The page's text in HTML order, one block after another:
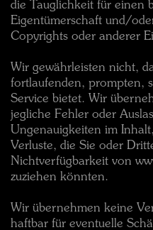
die Tauglichkeit für einen
Eigentümerschaft und/
Copyrights oder anderer
Wir gewährleisten nicht,
fortlaufenden, prompten,
Service bietet. Wir
jegliche Fehler oder
Ungenauigkeiten im
Verluste, die Sie oder
Nichtverfügbarkeit von
zuziehen könnten.
Wir übernehmen keine
haftbar für eventuelle